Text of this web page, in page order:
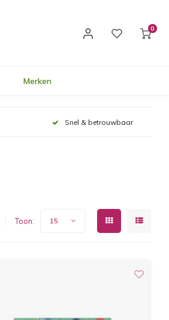
0
Merken
Snel & betrouwbaar
Toon: 15